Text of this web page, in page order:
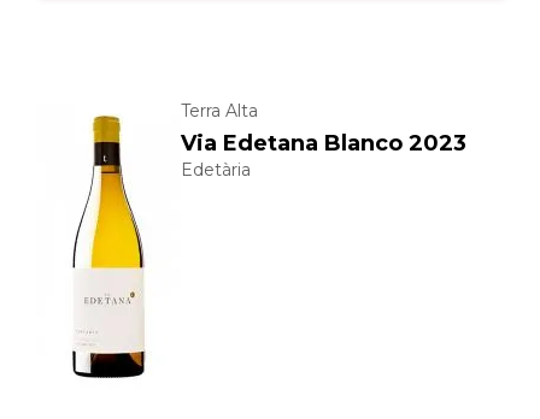
Terra Alta
Via Edetana Blanco 2023
Edetària